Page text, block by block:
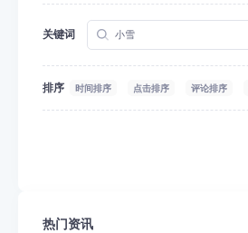
关键词
排序 时间排序 点击排序 评论排序
热门资讯